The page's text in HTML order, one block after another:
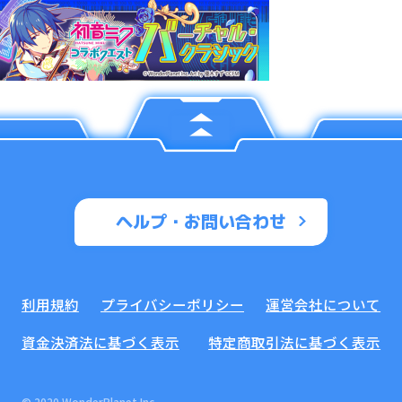
ヘルプ・お問い合わせ
利用規約 プライバシーポリシー
運営会社について
資金決済法に基づく表示
特定商取引法に基づく表示